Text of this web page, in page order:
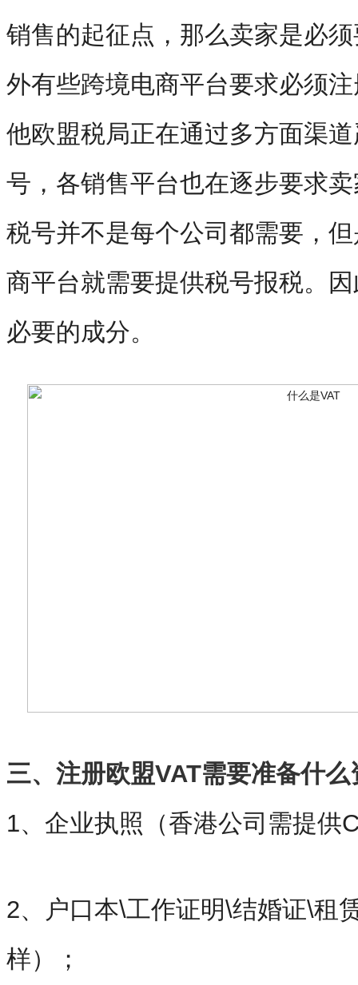
销售的起征点，那么卖家是必
外有些跨境电商平台要求必须
他欧盟税局正在通过多方面渠
号，各销售平台也在逐步要求
税号并不是每个公司都需要，
商平台就需要提供税号报税。
必要的成分。
三、 注册欧盟VAT需要准备什么
1、企业执照（香港公司需提供
2、户口本\工作证明\结婚证\租
样）；